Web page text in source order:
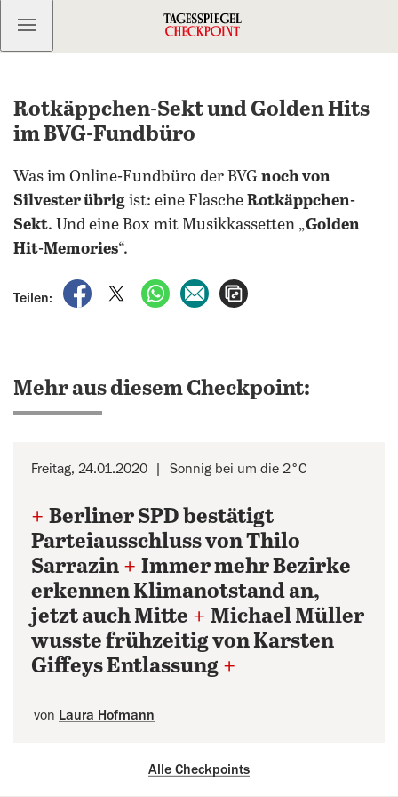
Kostenlos anmelden
Rotkäppchen-Sekt und Golden Hits
im BVG-Fundbüro
Was im Online-Fundbüro der BVG noch von
Silvester übrig ist: eine Flasche Rotkäppchen-
Sekt. Und eine Box mit Musikkassetten „Golden
Hit-Memories“.
Teilen:
auf Facebook teilen
auf X teilenper WhatsApp teilen
per E-Mail teilen
Mehr aus diesem Checkpoint:
Freitag, 24.01.2020 Sonnig bei um die 2°C
+ Berliner SPD bestätigt
Parteiausschluss von Thilo
Sarrazin + Immer mehr Bezirke
erkennen Klimanotstand an,
jetzt auch Mitte + Michael Müller
wusste frühzeitig von Karsten
Giffeys Entlassung +
von Laura Hofmann
Alle Checkpoints